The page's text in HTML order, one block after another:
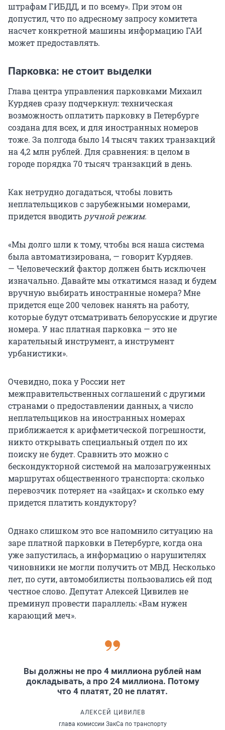
штрафам ГИБДД, и по всему». При этом он
допустил, что по адресному запросу комитета
насчет конкретной машины информацию ГАИ
может предоставлять.
Парковка: не стоит выделки
Глава центра управления парковками Михаил
Курдяев сразу подчеркнул: техническая
возможность оплатить парковку в Петербурге
создана для всех, и для иностранных номеров
тоже. За полгода было 14 тысяч таких транзакций
на 4,2 млн рублей. Для сравнения: в целом в
городе порядка 70 тысяч транзакций в день.
Как нетрудно догадаться, чтобы ловить
неплательщиков с зарубежными номерами,
придется вводить ручной режим.
«Мы долго шли к тому, чтобы вся наша система
была автоматизирована, — говорит Курдяев.
— Человеческий фактор должен быть исключен
изначально. Давайте мы откатимся назад и будем
вручную выбирать иностранные номера? Мне
придется еще 200 человек нанять на работу,
которые будут отсматривать белорусские и другие
номера. У нас платная парковка — это не
карательный инструмент, а инструмент
урбанистики».
Очевидно, пока у России нет
межправительственных соглашений с другими
странами о предоставлении данных, а число
неплательщиков на иностранных номерах
приближается к арифметической погрешности,
никто открывать специальный отдел по их
поиску не будет. Сравнить это можно с
бескондукторной системой на малозагруженных
маршрутах общественного транспорта: сколько
перевозчик потеряет на «зайцах» и сколько ему
придется платить кондуктору?
Однако слишком это все напомнило ситуацию на
заре платной парковки в Петербурге, когда она
уже запустилась, а информацию о нарушителях
чиновники не могли получить от МВД. Несколько
лет, по сути, автомобилисты пользовались ей под
честное слово. Депутат Алексей Цивилев не
преминул провести параллель: «Вам нужен
карающий меч».
Вы должны не про 4 миллиона рублей нам
докладывать, а про 24 миллиона. Потому
что 4 платят, 20 не платят.
АЛЕКСЕЙ ЦИВИЛЕВ
глава комиссии ЗакСа по транспорту